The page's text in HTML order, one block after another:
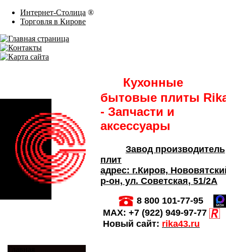
Интернет-Столица ®
Торговля в Кирове
Кухонные
бытовые плиты
- Запчасти и
аксессуары
Завод производитель
плит
адрес: г.Киров,
р-он, ул. Советская, 51/2А
8 800 101-77-95
MAX: +7 (922) 949-97-77
Новый сайт: rika43.ru